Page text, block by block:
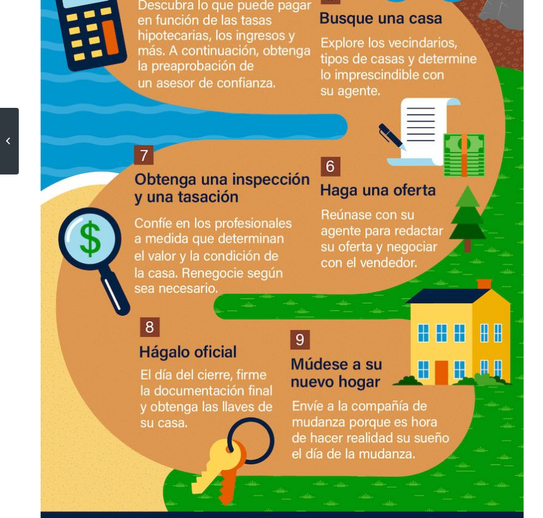
en bienes raíces al comprar una